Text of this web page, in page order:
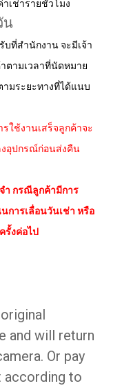
เช่ารายชั่วโมง
น
บที่สำนักงาน​ จะมีเจ้า
ตามเวลาที่นัดหมาย
มระยะทางที่ได้แนบ
ใช้งานเสร็จ​ลูกค้าจะ
งอุปกรณ์​ก่อนส่งคืน
ำ กรณีลูกค้ามีการ
การเลื่อนวันเช่า หรือ
รั้งค่อไป
and will return
Or pay
according to